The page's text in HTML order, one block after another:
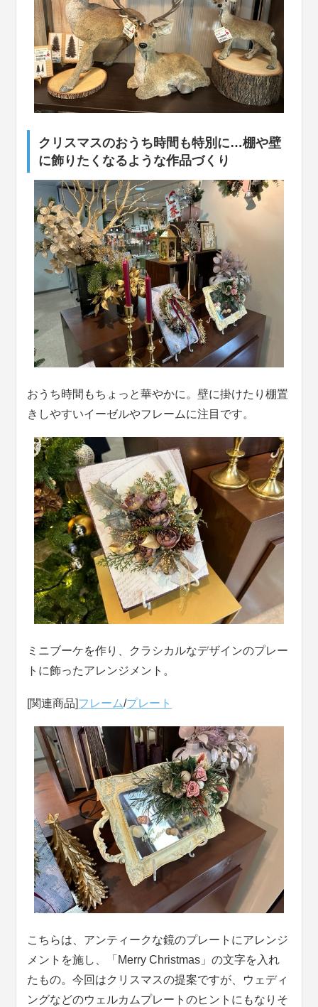
クリスマスのおうち時間も特別に…棚や壁
に飾りたくなるような作品づくり
おうち時間もちょっと華やかに。壁に掛けたり棚置
きしやすいイーゼルやフレームに注目です。
ミニブーケを作り、クラシカルなデザインのプレー
トに飾ったアレンジメント。
[関連商品]フレーム/プレート
こちらは、アンティークな鏡のプレートにアレンジ
メントを施し、「Merry Christmas」の文字を入れ
たもの。今回はクリスマスの提案ですが、ウェディ
ングなどのウェルカムプレートのヒントにもなりそ